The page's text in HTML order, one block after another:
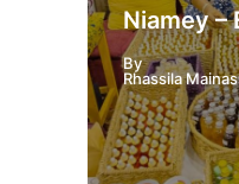
Niamey –
By
Rhassila